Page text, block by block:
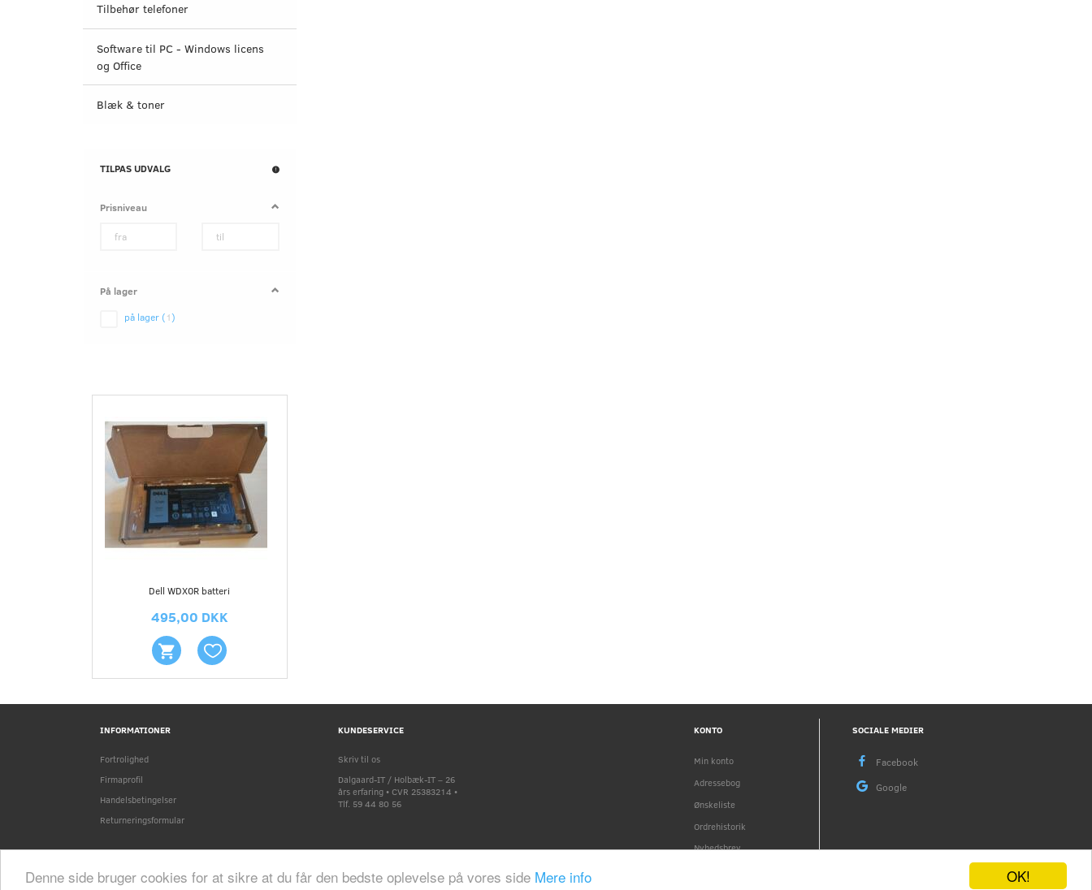
OK!
Denne side bruger cookies for at sikre at du får den bedste oplevelse på vores side Mere info
Tilbehør telefoner
Software til PC - Windows licens
og Office
Blæk & toner
TILPAS UDVALG
Prisniveau
På lager
på lager (1)
Dell WDX0R batteri
495,00 DKK
INFORMATIONER
Fortrolighed
Firmaprofil
Handelsbetingelser
Returneringsformular
KUNDESERVICE
Skriv til os
Dalgaard-IT / Holbæk-IT – 26
års erfaring • CVR 25383214 •
Tlf. 59 44 80 56
KONTO
Min konto
Adressebog
Ønskeliste
Ordrehistorik
Nyhedsbrev
SOCIALE MEDIER